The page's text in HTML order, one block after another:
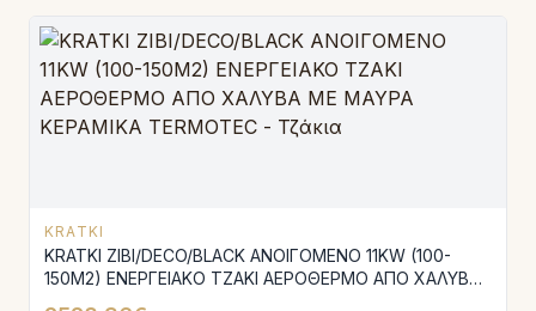
KRATKI
KRATKI ZIBI/DECO/BLACK ΑΝΟΙΓΟΜΕΝΟ 11KW (100-
150M2) ΕΝΕΡΓΕΙΑΚΟ ΤΖΑΚΙ ΑΕΡΟΘΕΡΜΟ ΑΠΟ ΧΑΛΥΒΑ